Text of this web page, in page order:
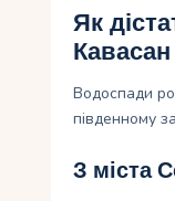
Як
Кавасан
Водоспади
південному
З міста